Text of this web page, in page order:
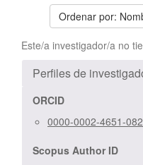
Ordenar por:
Este/a investigador/a no
Perfiles de
ORCID
0000-0002-4651-
Scopus Author ID